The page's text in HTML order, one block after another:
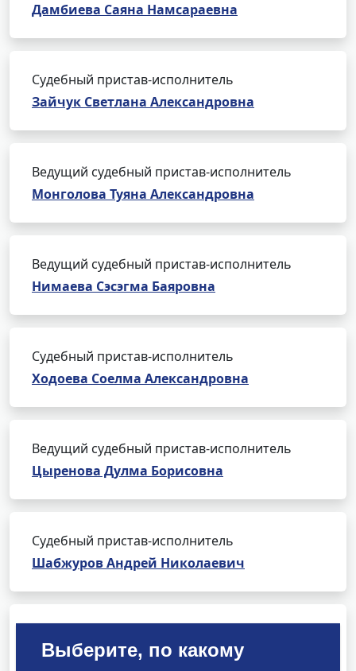
Дамбиева Саяна Намсараевна
Судебный пристав-исполнитель
Зайчук Светлана Александровна
Ведущий судебный пристав-исполнитель
Монголова Туяна Александровна
Ведущий судебный пристав-исполнитель
Нимаева Сэсэгма Баяровна
Судебный пристав-исполнитель
Ходоева Соелма Александровна
Ведущий судебный пристав-исполнитель
Цыренова Дулма Борисовна
Судебный пристав-исполнитель
Шабжуров Андрей Николаевич